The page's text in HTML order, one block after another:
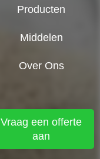
Producten
Middelen
Over Ons
Vraag een offerte
aan